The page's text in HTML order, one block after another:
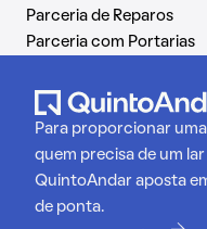
Parceria de Reparos
Parceria com Portarias
Para proporcionar
quem precisa de um
QuintoAndar aposta
de ponta.